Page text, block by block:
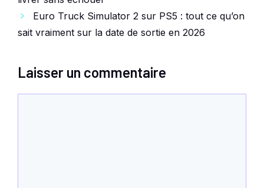
Euro Truck Simulator 2 sur PS5 : tout ce qu’on
sait vraiment sur la date de sortie en 2026
Laisser un commentaire